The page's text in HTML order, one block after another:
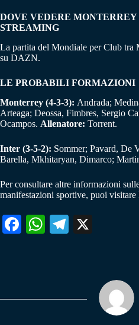
DOVE VEDERE
STREAMING
La partita del Mondiale per Club tra
su DAZN.
LE PROBABILI FORMAZIONI
Monterrey (4-3-3): Andrada;
Arteaga; Deossa, Fimbres, Sergio
Ocampos. Allenatore: Torrent.
Inter (3-5-2): Sommer; Pavard, De
Barella, Mkhitaryan, Dimarco;
Per consultare altre informazioni
manifestazioni sportive, puoi visitare
Fa W
pp
Te
m